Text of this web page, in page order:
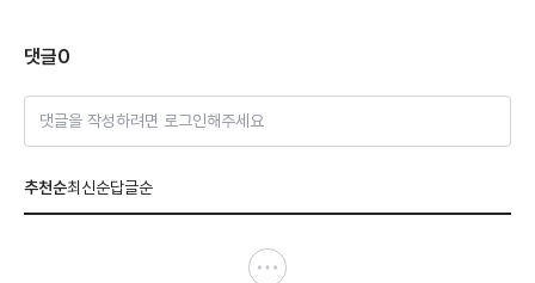
댓글0
댓글을 작성하려면 로그인해주세요
추천순최신순답글순